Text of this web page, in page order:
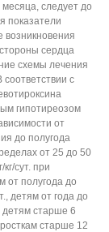
следует до
показатели
возникновения
сердца
схемы лечения
с
гипотиреозом
от
до полугода
от 25 до 50
сут. при
от полугода до
детям от года до
детям старше 6
старше 12